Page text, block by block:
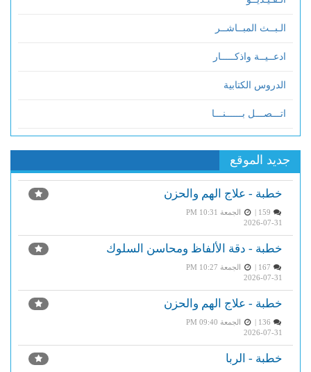
الـبــث المبــاشــر
ادعــيــة واذكـــــار
الدروس الكتابية
اتـــصـــل بــــــنـــا
جديد الموقع
خطبة - علاج الهم والحزن
الجمعة PM 10:31
2026-07-31
خطبة - دقة الألفاظ ومحاسن السلوك
الجمعة PM 10:27
2026-07-31
خطبة - علاج الهم والحزن
الجمعة PM 09:40
2026-07-31
خطبة - الربا